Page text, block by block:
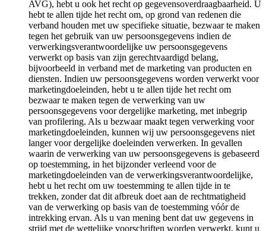
AVG), hebt u ook het recht op gegevensoverdraagbaarheid. U
hebt te allen tijde het recht om, op grond van redenen die
verband houden met uw specifieke situatie, bezwaar te maken
tegen het gebruik van uw persoonsgegevens indien de
verwerkingsverantwoordelijke uw persoonsgegevens
verwerkt op basis van zijn gerechtvaardigd belang,
bijvoorbeeld in verband met de marketing van producten en
diensten. Indien uw persoonsgegevens worden verwerkt voor
marketingdoeleinden, hebt u te allen tijde het recht om
bezwaar te maken tegen de verwerking van uw
persoonsgegevens voor dergelijke marketing, met inbegrip
van profilering. Als u bezwaar maakt tegen verwerking voor
marketingdoeleinden, kunnen wij uw persoonsgegevens niet
langer voor dergelijke doeleinden verwerken. In gevallen
waarin de verwerking van uw persoonsgegevens is gebaseerd
op toestemming, in het bijzonder verleend voor de
marketingdoeleinden van de verwerkingsverantwoordelijke,
hebt u het recht om uw toestemming te allen tijde in te
trekken, zonder dat dit afbreuk doet aan de rechtmatigheid
van de verwerking op basis van de toestemming vóór de
intrekking ervan. Als u van mening bent dat uw gegevens in
strijd met de wettelijke voorschriften worden verwerkt, kunt u